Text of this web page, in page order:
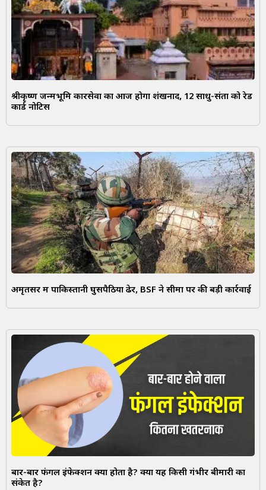
श्रीकृष्ण जन्मभूमि कारसेवा का आज होगा शंखनाद, 12 साधु-संतों को रेड
कार्ड नोटिस
अमृतसर में पाकिस्तानी घुसपैठिया ढेर, BSF ने सीमा पर की बड़ी कार्रवाई
बार-बार फंगल इंफेक्शन क्यों होता है? क्या यह किसी गंभीर बीमारी का
संकेत है?